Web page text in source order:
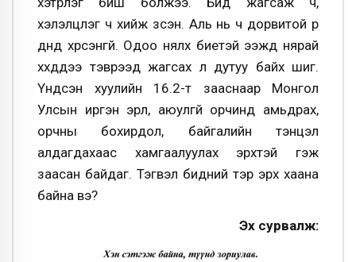
хэлэлцүүлэг ч хийж үзсэн. Аль нь ч дорвитой үр
дүнд хүрсэнгүй. Одоо нялх биетэй ээжүүд нярай
хүүхдүүдээ тэврээд жагсах л дутуу байх шиг.
Үндсэн хуулийн 16.2-т зааснаар Монгол
Улсын иргэн эрүүл, аюулгүй орчинд амьдрах,
орчны бохирдол, байгалийн тэнцэл
алдагдахаас хамгаалуулах эрхтэй гэж
заасан байдаг. Тэгвэл бидний тэр эрх хаана
байна вэ?
Эх сурвалж: